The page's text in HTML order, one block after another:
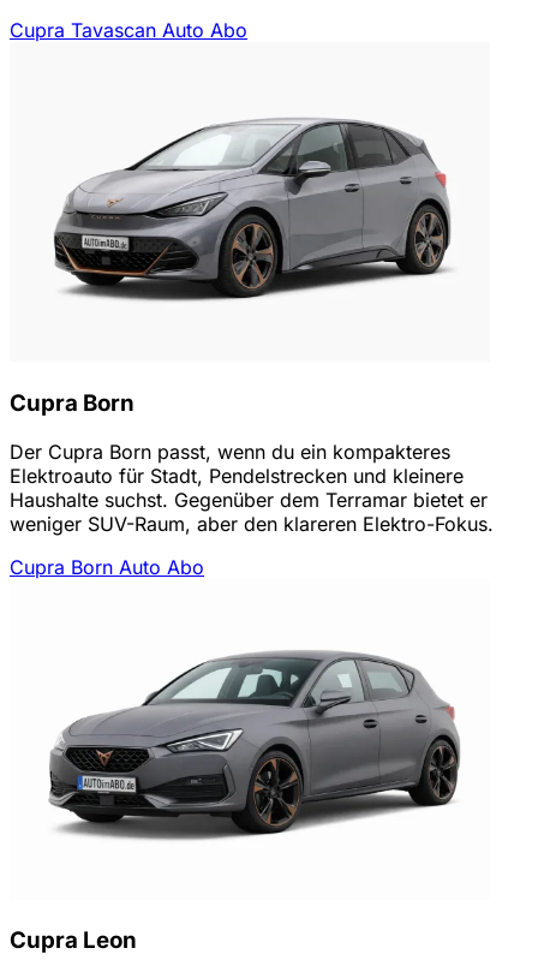
Cupra Tavascan Auto Abo
Cupra Born
Der Cupra Born passt, wenn du ein kompakteres
Elektroauto für Stadt, Pendelstrecken und kleinere
Haushalte suchst. Gegenüber dem Terramar bietet er
weniger SUV-Raum, aber den klareren Elektro-Fokus.
Cupra Born Auto Abo
Cupra Leon